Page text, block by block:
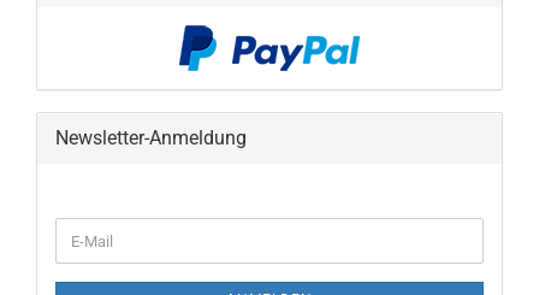
Newsletter-Anmeldung
ZUR
E-
Mail